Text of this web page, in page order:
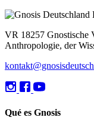
VR 18257 Gnostische
Anthropologie, der
Qué es Gnosis